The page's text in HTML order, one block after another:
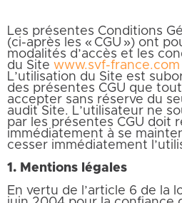
Les présentes Conditions
(ci-après les « CGU ») ont
modalités d’accès et les
du Site www.svf-france.com
L’utilisation du Site est
des présentes CGU que
accepter sans réserve du
audit Site. L’utilisateur ne
par les présentes CGU doit
immédiatement à se
cesser immédiatement
1. Mentions légales
En vertu de l’article 6 de la